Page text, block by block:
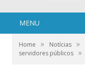
MENU
Home » Notícias »
servidores públicos »